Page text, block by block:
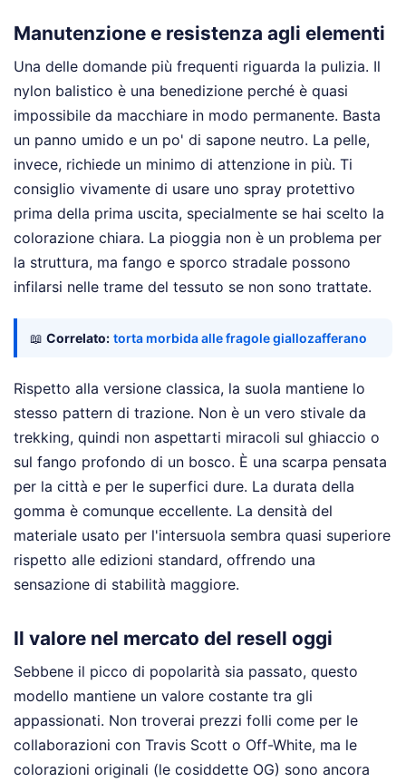
Manutenzione e resistenza agli elementi
Una delle domande più frequenti riguarda la pulizia. Il
nylon balistico è una benedizione perché è quasi
impossibile da macchiare in modo permanente. Basta
un panno umido e un po' di sapone neutro. La pelle,
invece, richiede un minimo di attenzione in più. Ti
consiglio vivamente di usare uno spray protettivo
prima della prima uscita, specialmente se hai scelto la
colorazione chiara. La pioggia non è un problema per
la struttura, ma fango e sporco stradale possono
infilarsi nelle trame del tessuto se non sono trattate.
📖 Correlato: torta morbida alle fragole giallozafferano
Rispetto alla versione classica, la suola mantiene lo
stesso pattern di trazione. Non è un vero stivale da
trekking, quindi non aspettarti miracoli sul ghiaccio o
sul fango profondo di un bosco. È una scarpa pensata
per la città e per le superfici dure. La durata della
gomma è comunque eccellente. La densità del
materiale usato per l'intersuola sembra quasi superiore
rispetto alle edizioni standard, offrendo una
sensazione di stabilità maggiore.
Il valore nel mercato del resell oggi
Sebbene il picco di popolarità sia passato, questo
modello mantiene un valore costante tra gli
appassionati. Non troverai prezzi folli come per le
collaborazioni con Travis Scott o Off-White, ma le
colorazioni originali (le cosiddette OG) sono ancora